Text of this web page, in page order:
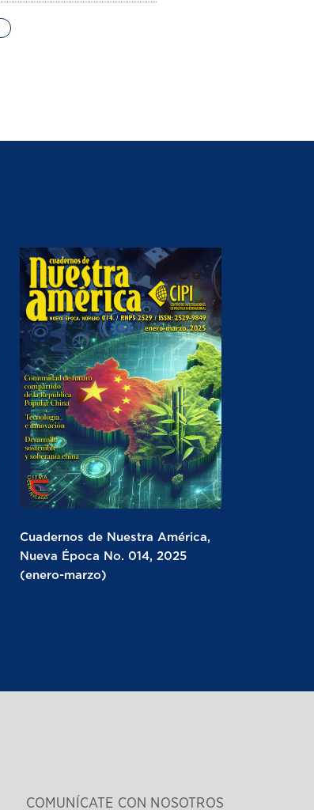
Cuadernos de Nuestra América,
Nueva Época No. 014, 2025
(enero-marzo)
COMUNÍCATE CON NOSOTROS